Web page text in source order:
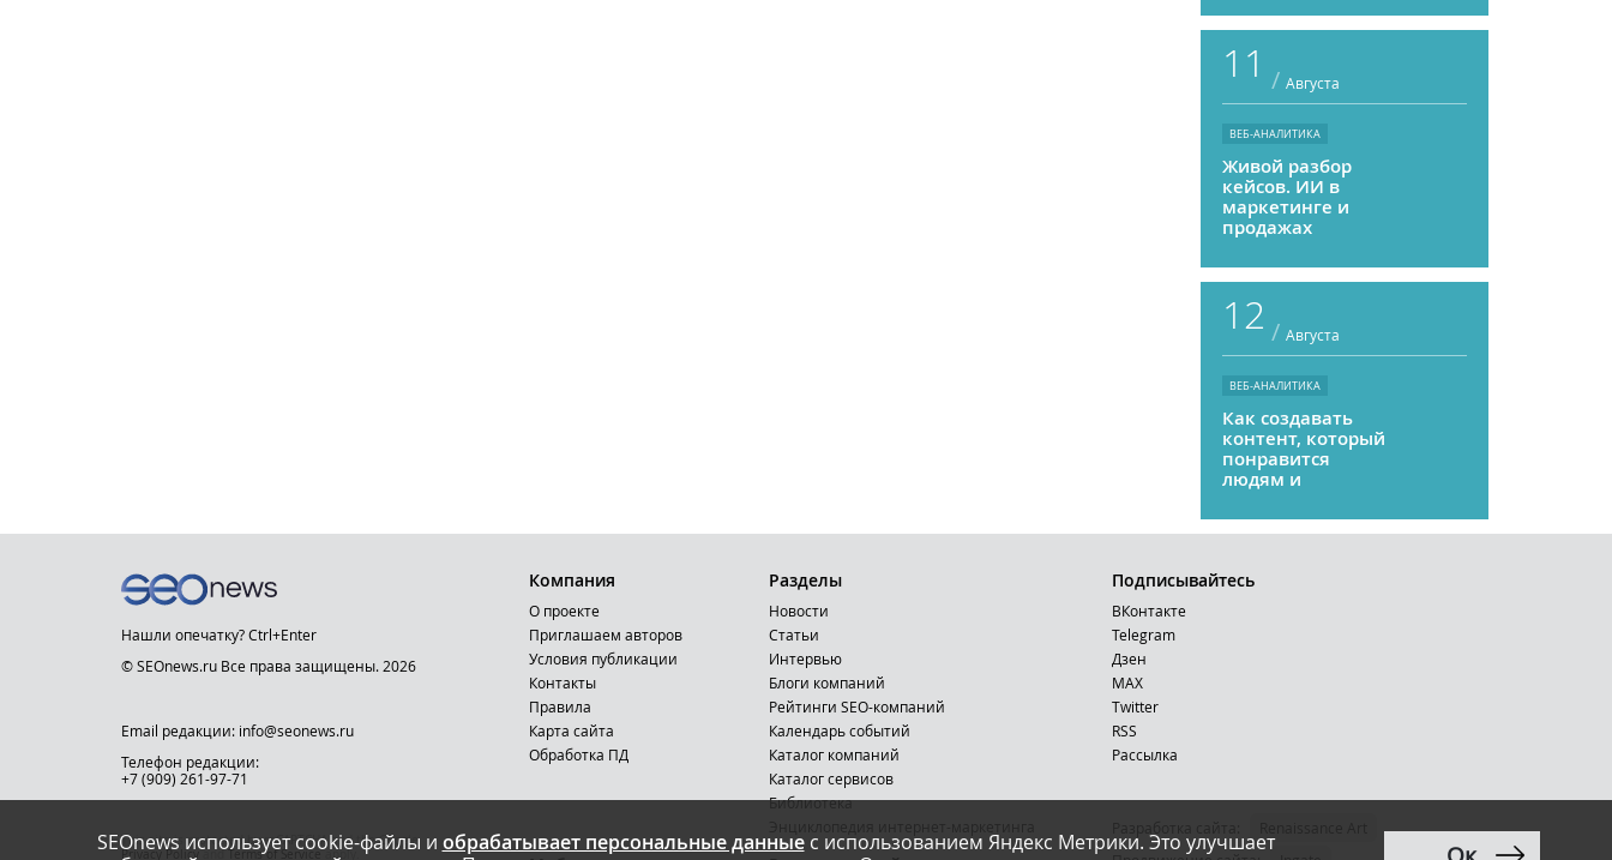
приносить ROMI
выше, чем
мессенджеры
11 / Августа
ВЕБ-АНАЛИТИКА
Живой разбор
кейсов. ИИ в
маркетинге и
продажах
12 / Августа
ВЕБ-АНАЛИТИКА
Как создавать
контент, который
понравится
людям и
SEOnews использует cookie-файлы и обрабатывает персональные данныес использованием Яндекс Метрики. Это улучшает
Нашли опечатку? Ctrl+Enter
© SEOnews.ru Все права защищены. 2026
Email редакции: info@seonews.ru
Телефон редакции:
+7 (909) 261-97-71
This site is protected by reCAPTCHA and the Google
Privacy Policyand Terms of Serviceapply.
Компания
О проекте
Приглашаем авторов
Условия публикации
Контакты
Правила
Карта сайта
Обработка ПД
Разделы
Новости
Статьи
Интервью
Блоги компаний
Рейтинги SEO-компаний
Календарь событий
Каталог компаний
Каталог сервисов
Библиотека
Подписывайтесь
ВКонтакте
Telegram
Дзен
MAX
Тwitter
RSS
Рассылка